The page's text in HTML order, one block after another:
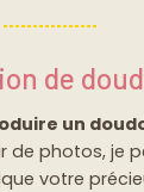
de
un
de photos, je
votre